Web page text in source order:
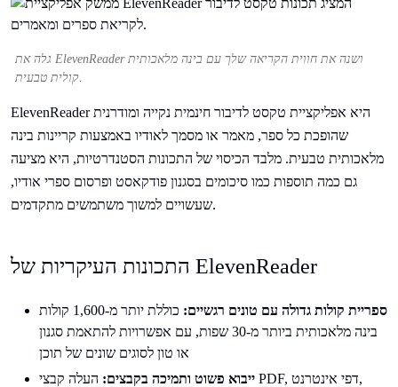
גלה את ElevenReader ושנה את חווית הקריאה שלך עם בינה מלאכותית
ElevenReader היא אפליקציית טקסט לדיבור חינמית נקייה ומודרנית
שהופכת כל ספר, מאמר או מסמך לאודיו באמצעות קריינות בינה
מלאכותית טבעית. מלבד הכיסוי של התכונות הסטנדרטיות, היא מציעה
גם כמה תוספות כמו סיכומים בסגנון פודקאסט ופרסום ספרי אודיו,
שעשויים למשוך משתמשים מתקדמים.
התכונות העיקריות של ElevenReader
ספריית קולות גדולה עם טונים רגשיים:
כוללת יותר מ-1,600 קולות
בינה מלאכותית ביותר מ-30 שפות, עם אפשרויות להתאמת סגנון
או טון לסוגים שונים של תוכן
ייבוא פשוט ותמיכה בקבצים: העלה קבצי PDF, דפי אינטרנט,